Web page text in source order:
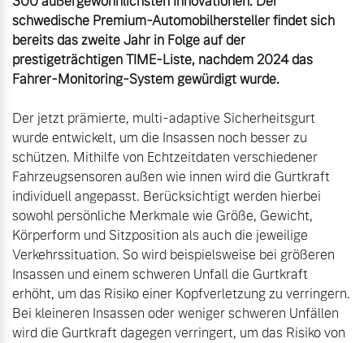
schwedische Premium-Automobilhersteller findet sich
bereits das zweite Jahr in Folge auf der
prestigeträchtigen TIME-Liste, nachdem 2024 das
Fahrer-Monitoring-System gewürdigt wurde.
Der jetzt prämierte, multi-adaptive Sicherheitsgurt
wurde entwickelt, um die Insassen noch besser zu
schützen. Mithilfe von Echtzeitdaten verschiedener
Fahrzeugsensoren außen wie innen wird die Gurtkraft
individuell angepasst. Berücksichtigt werden hierbei
sowohl persönliche Merkmale wie Größe, Gewicht,
Körperform und Sitzposition als auch die jeweilige
Verkehrssituation. So wird beispielsweise bei größeren
Insassen und einem schweren Unfall die Gurtkraft
erhöht, um das Risiko einer Kopfverletzung zu verringern.
Bei kleineren Insassen oder weniger schweren Unfällen
wird die Gurtkraft dagegen verringert, um das Risiko von